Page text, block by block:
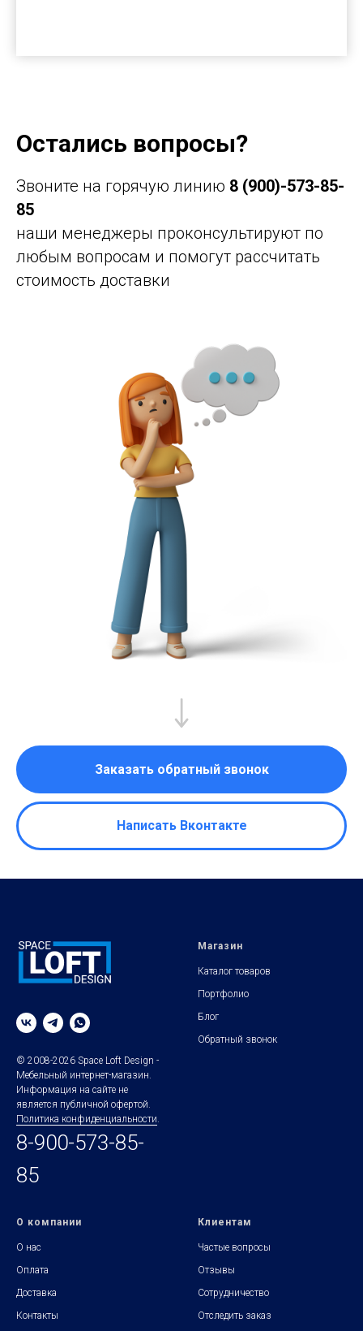
Остались вопросы?
Звоните на горячую линию 8 (900)-573-85-
85
наши менеджеры проконсультируют по
любым вопросам и помогут рассчитать
стоимость доставки
Заказать обратный звонок
Написать Вконтакте
© 2008-2026 Space Loft Design -
Мебельный интернет-магазин.
Информация на сайте не
является публичной офертой.
Политика конфиденциальности
8-900-573-85-
85
Магазин
Каталог товаров
Портфолио
Блог
Обратный звонок
О компании
О нас
Оплата
Доставка
Контакты
Клиентам
Частые вопросы
Отзывы
Сотрудничество
Отследить заказ